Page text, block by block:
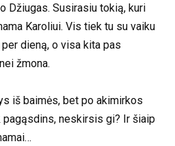
Džiugas. Susirasiu tokią, kuri
Karoliui. Vis tiek tu su vaiku
dieną, o visa kita pas
žmona.
iš baimės, bet po akimirkos
pagąsdins, neskirsis gi? Ir šiaip